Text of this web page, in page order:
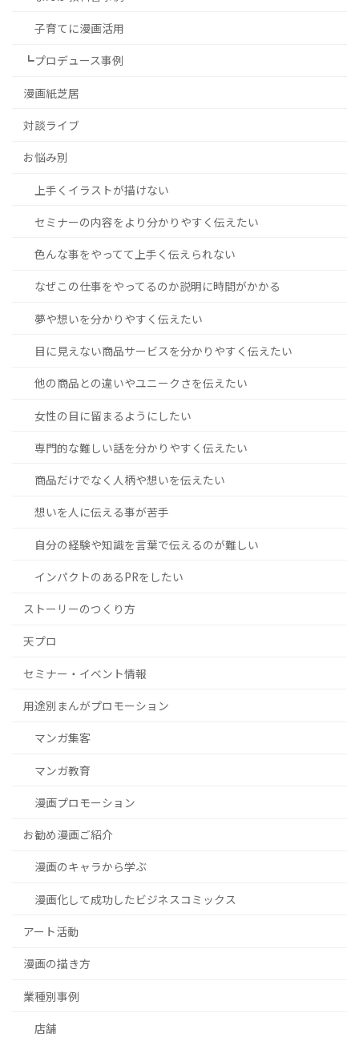
子育てに漫画活用
┗プロデュース事例
漫画紙芝居
対談ライブ
お悩み別
上手くイラストが描けない
セミナーの内容をより分かりやすく伝えたい
色んな事をやってて上手く伝えられない
なぜこの仕事をやってるのか説明に時間がかかる
夢や想いを分かりやすく伝えたい
目に見えない商品サービスを分かりやすく伝えたい
他の商品との違いやユニークさを伝えたい
女性の目に留まるようにしたい
専門的な難しい話を分かりやすく伝えたい
商品だけでなく人柄や想いを伝えたい
想いを人に伝える事が苦手
自分の経験や知識を言葉で伝えるのが難しい
インパクトのあるPRをしたい
ストーリーのつくり方
天プロ
セミナー・イベント情報
用途別まんがプロモーション
マンガ集客
マンガ教育
漫画プロモーション
お勧め漫画ご紹介
漫画のキャラから学ぶ
漫画化して成功したビジネスコミックス
アート活動
漫画の描き方
業種別事例
店舗